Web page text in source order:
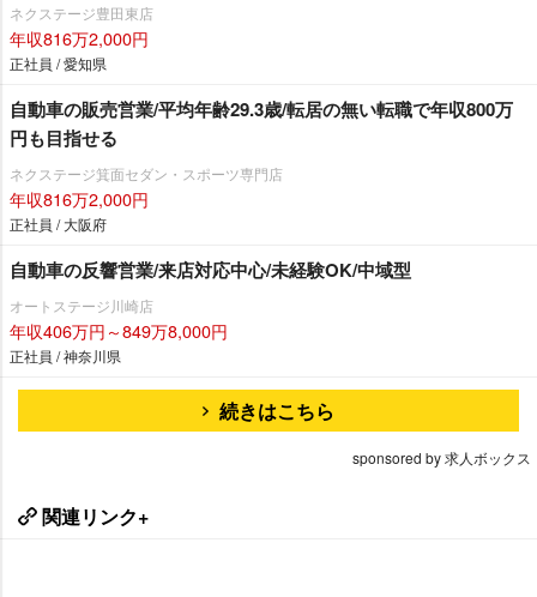
ネクステージ豊田東店
年収816万2,000円
正社員 / 愛知県
自動車の販売営業/平均年齢29.3歳/転居の無い転職で年収800万
円も目指せる
ネクステージ箕面セダン・スポーツ専門店
年収816万2,000円
正社員 / 大阪府
自動車の反響営業/来店対応中心/未経験OK/中域型
オートステージ川崎店
年収406万円～849万8,000円
正社員 / 神奈川県
続きはこちら
sponsored by 求人ボックス
関連リンク+